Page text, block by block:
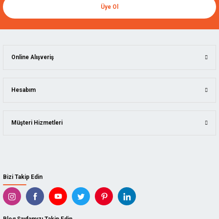
Üye Ol
Bizi Takip Edin
Online Alışveriş
Hesabım
Müşteri Hizmetleri